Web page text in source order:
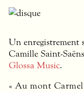
Un enregistrement
Camille Saint-
Glossa Music.
« Au mont